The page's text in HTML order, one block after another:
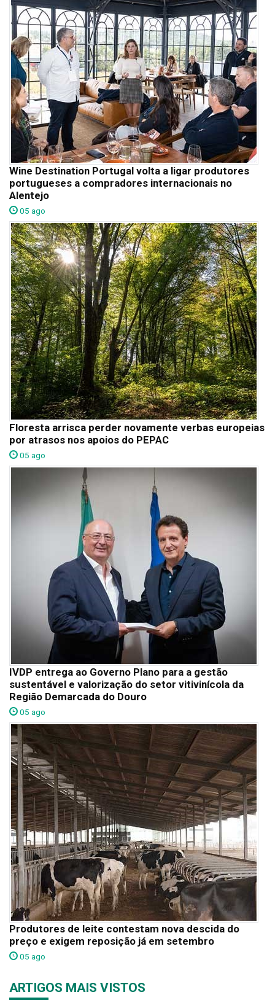
Wine Destination Portugal volta a ligar produtores
portugueses a compradores internacionais no
Alentejo
05 ago
Floresta arrisca perder novamente verbas europeias
por atrasos nos apoios do PEPAC
05 ago
IVDP entrega ao Governo Plano para a gestão
sustentável e valorização do setor vitivinícola da
Região Demarcada do Douro
05 ago
Produtores de leite contestam nova descida do
preço e exigem reposição já em setembro
05 ago
ARTIGOS MAIS VISTOS